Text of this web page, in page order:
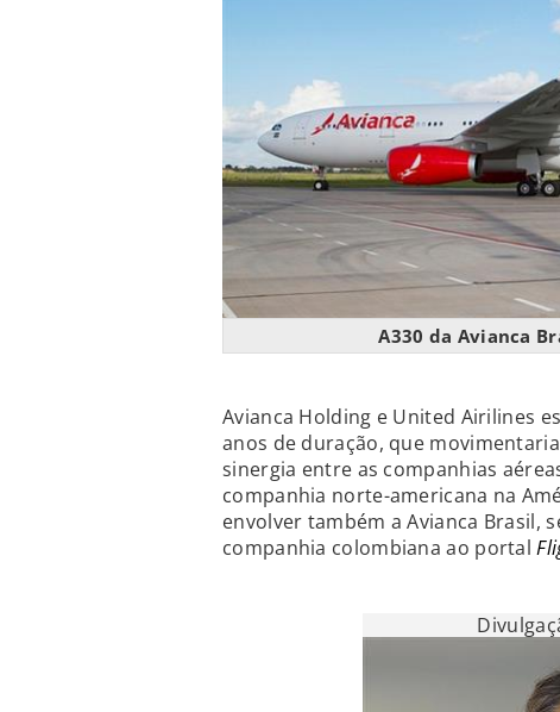
A330 da Avianca
Avianca Holding e United Airilines
anos de duração, que
sinergia entre as companhias
companhia norte-americana na
envolver também a Avianca Brasil,
companhia colombiana ao portal